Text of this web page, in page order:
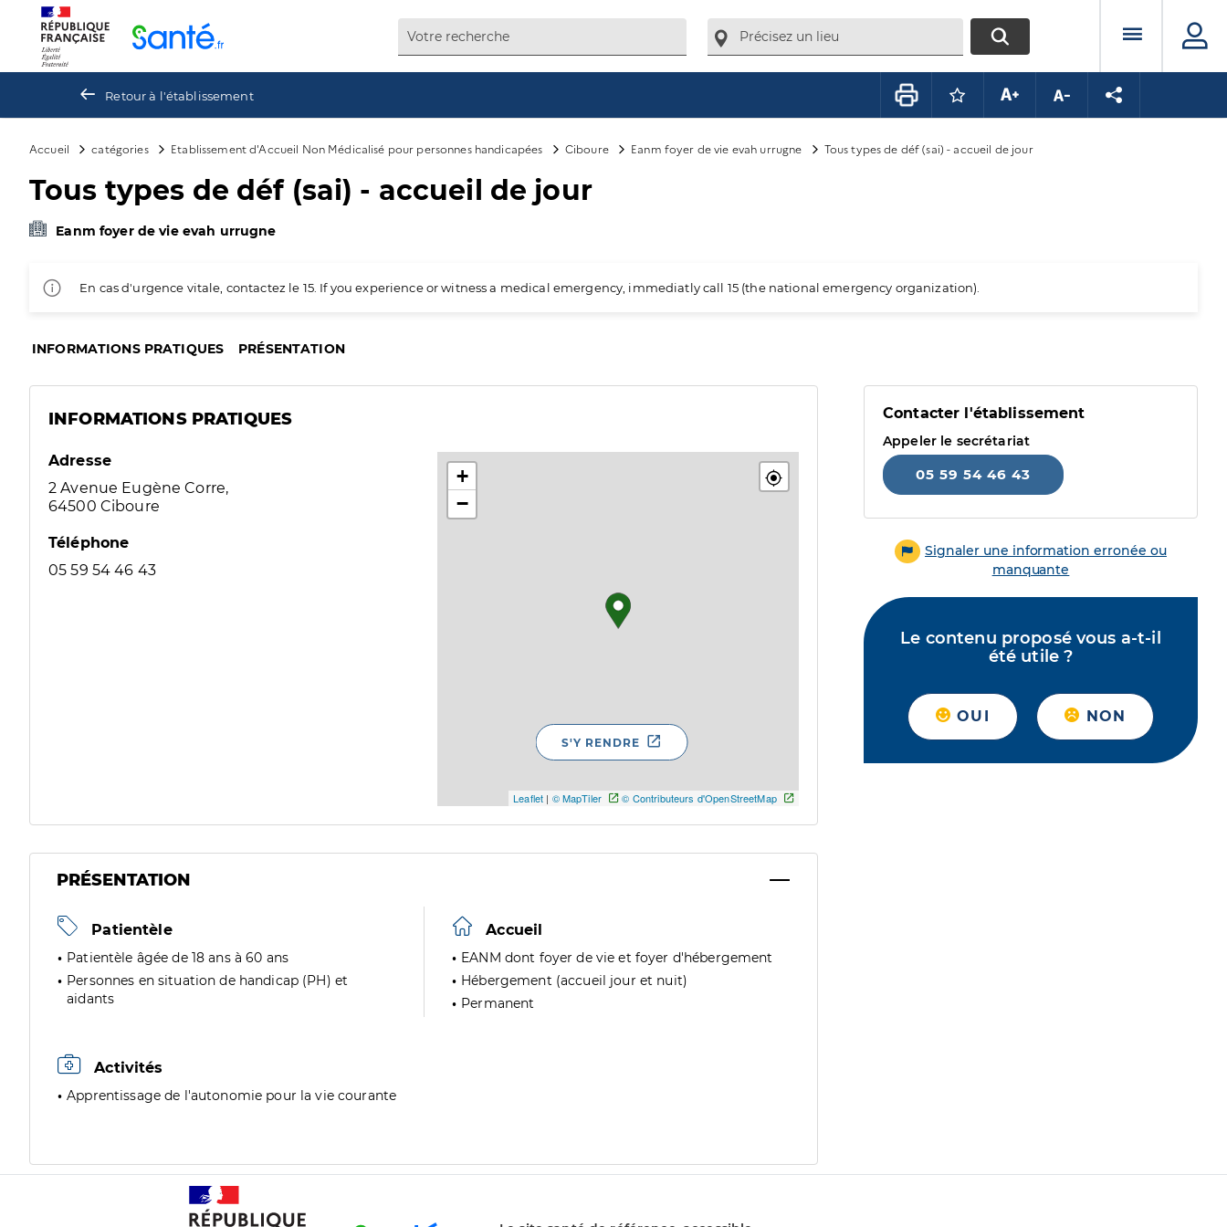
RECHERCHERMenu
Retour à l'établissement Connectez-vous pour mettre ce
Augmenter la taille du texte
Diminuer la taille du
Partager la
Accueil catégories Etablissement d'Accueil Non Médicalisé pour personnes handicapées Ciboure Eanm foyer de vie evah urrugne Tous types de déf (sai) - accueil de jour
Tous types de déf (sai) - accueil de jour
Eanm foyer de vie evah urrugne
En cas d'urgence vitale, contactez le 15. If you experience or witness a medical emergency, immediatly call 15 (the national emergency organization).
INFORMATIONS PRATIQUES PRÉSENTATION
INFORMATIONS PRATIQUES
Adresse
2 Avenue Eugène Corre,
64500 Ciboure
Téléphone
05 59 54 46 43
+
−
Leaflet | © MapTiler © Contributeurs d'OpenStreetMap
S'Y RENDRE
PRÉSENTATION
Patientèle
Patientèle âgée de 18 ans à 60 ans
Personnes en situation de handicap (PH) et
aidants
Accueil
EANM dont foyer de vie et foyer d'hébergement
Hébergement (accueil jour et nuit)
Permanent
Activités
Apprentissage de l'autonomie pour la vie courante
Contacter l'établissement
Appeler le secrétariat
05 59 54 46 43
Signaler une information erronée ou
manquante
Le contenu proposé vous a-t-il
été utile ?
OUI NON
Panneau de gestion des cookies